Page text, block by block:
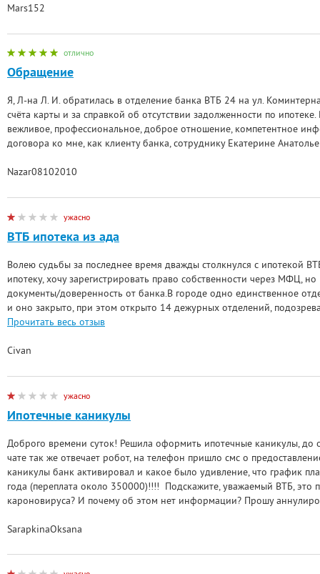
Mars152
отлично
Обращение
Я, Л-на Л. И. обратилась в отделение банка ВТБ 24 на ул.
счёта карты и за справкой об отсутствии задолженности по
вежливое, профессиональное, доброе отношение, компетентное
договора ко мне, как клиенту банка, сотруднику Екатерине
Nazar08102010
ужасно
ВТБ ипотека из ада
Волею судьбы за последнее время дважды столкнулся с ипотекой
ипотеку, хочу зарегистрировать право собственности через МФЦ,
документы/доверенность от банка.В городе одно единственное
и оно закрыто, при этом открыто 14 дежурных отделений,
Прочитать весь отзыв
Civan
ужасно
Ипотечные каникулы
Доброго времени суток! Решила оформить ипотечные каникулы, до
чате так же отвечает робот, на телефон пришло смс о
каникулы банк активировал и какое было удивление, что график
года (переплата около 350000)!!!! Подскажите, уважаемый ВТБ, это
кароновируса? И почему об этом нет информации? Прошу
SarapkinaOksana